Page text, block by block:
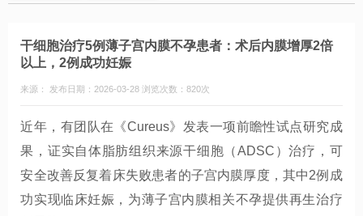
干细胞治疗5例薄子宫内膜不孕患者：术后内膜增厚2倍
以上，2例成功妊娠
来源： 发布日期：2026-03-28 浏览次数：820次
近年，有团队在《Cureus》发表一项前瞻性试点研究成
果，证实自体脂肪组织来源干细胞（ADSC）治疗，可
安全改善反复着床失败患者的子宫内膜厚度，其中2例成
功实现临床妊娠，为薄子宫内膜相关不孕提供再生治疗